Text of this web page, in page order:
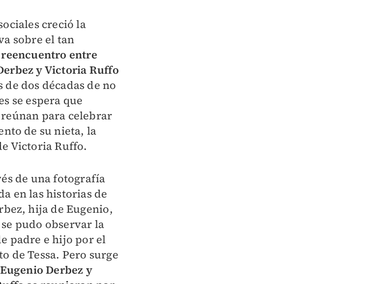
creció la
sobre el tan
reencuentro entre
y Victoria Ruffo
de dos décadas de no
se espera que
reúnan para celebrar
de su nieta, la
Victoria Ruffo.
de una fotografía
en las historias de
hija de Eugenio,
pudo observar la
padre e hijo por el
de Tessa. Pero surge
Derbez y